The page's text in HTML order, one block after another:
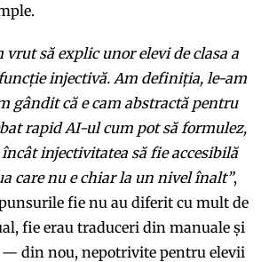
vrut să explic unor elevi de clasa a
injectivă. Am definiția, le-am
gândit că e cam abstractă pentru
rapid AI-ul cum pot să formulez,
încât injectivitatea să fie accesibilă
care nu e chiar la un nivel înalt”,
fie nu au diferit cu mult de
fie erau traduceri din manuale și
din nou, nepotrivite pentru elevii